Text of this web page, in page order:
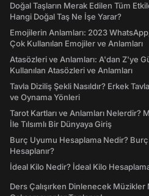
Doğal Taşların Merak Edilen Tüm
Hangi Doğal Taş Ne İşe Yarar?
Emojilerin Anlamları: 2023
Çok Kullanılan Emojiler ve Anlamları
Atasözleri ve Anlamları: A'dan Z'ye
Kullanılan Atasözleri ve Anlamları
Tavla Diziliş Şekli Nasıldır? Erkek
ve Oynama Yönleri
Tarot Kartları ve Anlamları Nelerdir?
İle Tılsımlı Bir Dünyaya Giriş
Burç Uyumu Hesaplama Nedir?
Hesaplanır?
İdeal Kilo Nedir? İdeal Kilo Hesaplama
Ders Çalışırken Dinlenecek